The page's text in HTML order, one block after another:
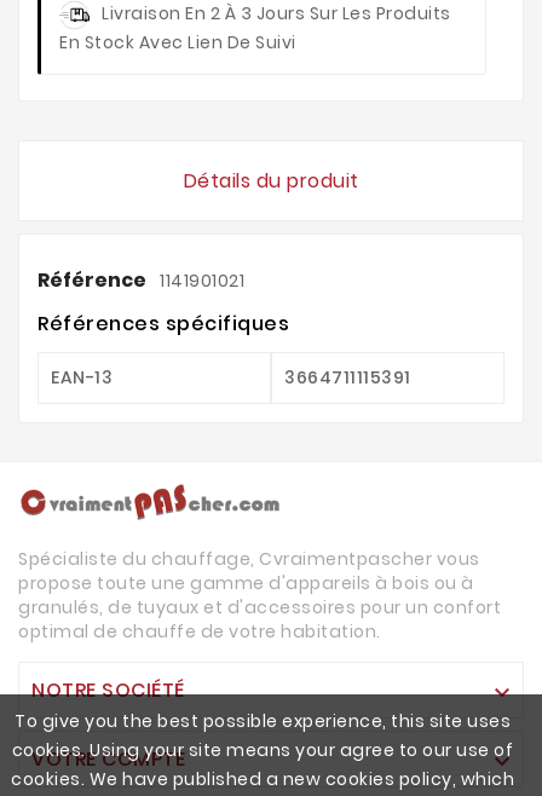
To give you the best possible experience, this site uses
cookies. Using your site means your agree to our use of
cookies. We have published a new cookies policy, which
Livraison En 2 À 3 Jours Sur Les Produits
En Stock Avec Lien De Suivi
Détails du produit
Référence 1141901021
Références spécifiques
EAN-13 3664711115391
Spécialiste du chauffage, Cvraimentpascher vous
propose toute une gamme d'appareils à bois ou à
granulés, de tuyaux et d'accessoires pour un confort
optimal de chauffe de votre habitation.
NOTRE SOCIÉTÉ 
VOTRE COMPTE 